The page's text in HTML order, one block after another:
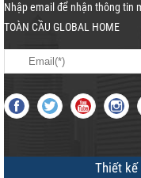
Nhập email để nhận thông tin
TOÀN CẦU GLOBAL HOME
Thiết kế